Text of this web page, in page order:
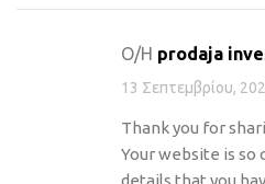
Ο/Η prodaja
13 Σεπτεμβρίου,
Thank you for
Your website is so